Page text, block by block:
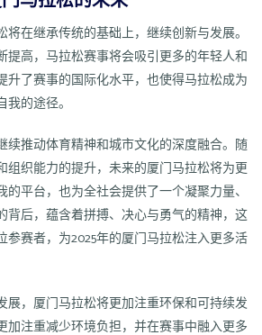
将在继承传统的基础上，继续创新与发展。
提高，马拉松赛事将会吸引更多的年轻人和
升了赛事的国际化水平，也使得马拉松成为
的途径。
续推动体育精神和城市文化的深度融合。随
组织能力的提升，未来的厦门马拉松将为更
平台，也为全社会提供了一个凝聚力量、
背后，蕴含着拼搏、决心与勇气的精神，这
参赛者，为2025年的厦门马拉松注入更多活
展，厦门马拉松将更加注重环保和可持续发
加注重减少环境负担，并在赛事中融入更多